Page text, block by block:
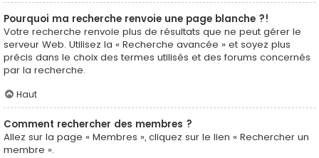
Pourquoi ma recherche renvoie une page blanche ?!
Votre recherche renvoie plus de résultats que ne peut gérer le
serveur Web. Utilisez la « Recherche avancée » et soyez plus
précis dans le choix des termes utilisés et des forums concernés
par la recherche.
Haut
Comment rechercher des membres ?
Allez sur la page « Membres », cliquez sur le lien « Rechercher un
membre ».